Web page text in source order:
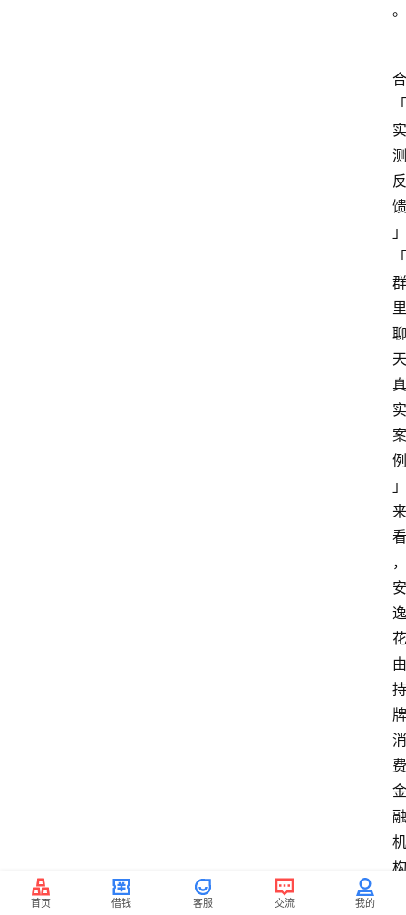
。
合
「
实
测
反
馈
」
「
群
里
聊
天
真
实
案
例
」
来
看
，
安
逸
花
由
持
牌
消
费
金
融
机
构
首页 借钱 客服 交流 我的